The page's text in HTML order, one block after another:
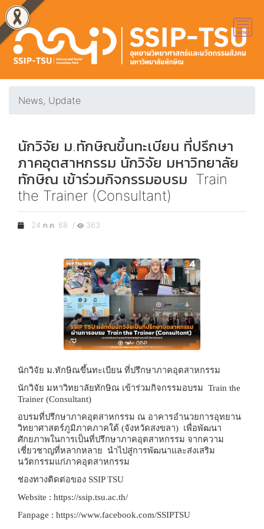
News, Update
นักวิจัย ม.ทักษิณขึ้นทะเบียน ที่ปรึกษา
ภาคอุตสาหกรรม นักวิจัย มหาวิทยาลัย
ทักษิณ เข้าร่วมกิจกรรมอบรม Train
the Trainer (Consultant)
24 ก.ค. 68 / 363
นักวิจัย ม.ทักษิณขึ้นทะเบียน ที่ปรึกษาภาคอุตสาหกรรม
นักวิจัย มหาวิทยาลัยทักษิณ เข้าร่วมกิจกรรมอบรม Train the
Trainer (Consultant)
อบรมที่ปรึกษาภาคอุตสาหกรรม ณ อาคารอำนวยการอุทยาน
วิทยาศาสตร์ภูมิภาคภาคใต้ (จังหวัดสงขลา) เพื่อพัฒนา
ศักยภาพในการเป็นที่ปรึกษาภาคอุตสาหกรรม จากความ
เชี่ยวชาญที่หลากหลาย นำไปสู่การพัฒนาและส่งเสริม
นวัตกรรมแก่ภาคอุตสาหกรรม
ช่องทางติดต่อของ SSIP TSU
Website : https://ssip.tsu.ac.th/
Fanpage : https://www.facebook.com/SSIPTSU